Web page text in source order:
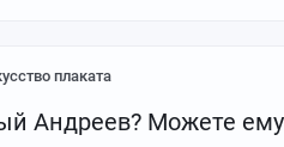
плаката
Андреев? Можете